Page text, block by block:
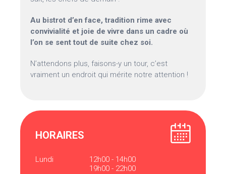
Au bistrot d’en face, tradition rime avec
convivialité et joie de vivre dans un cadre où
l’on se sent tout de suite chez soi.
N’attendons plus, faisons-y un tour, c’est
vraiment un endroit qui mérite notre attention !
HORAIRES
Lundi
12h00 - 14h00
19h00 - 22h00